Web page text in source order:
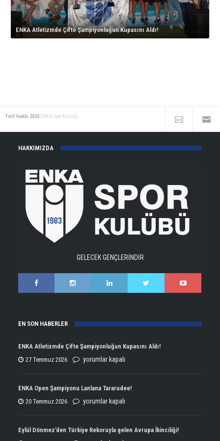
için
ENKA Atletizmde Çifte Şampiyonluğun Kupasını Aldı!
İkinciliği!
için
korta
çıkıyor!
Telif Hakkı 2025 ENKA Spor Kulübü
HAKKIMIZDA
GELECEK GENÇLERİNDİR
EN SON HABERLER
ENKA Atletizmde Çifte Şampiyonluğun Kupasını Aldı!
27 Temmuz 2026
ENKA
Çifte
Şampiyonluğun
yorumlar kapalı
ENKA Open Şampiyonu Lanlana Tararudee!
20 Temmuz 2026
ENKA
Şampiyonu
yorumlar kapalı
Eylül Dönmez’den Türkiye Rekoruyla gelen Avrupa İkinciliği!